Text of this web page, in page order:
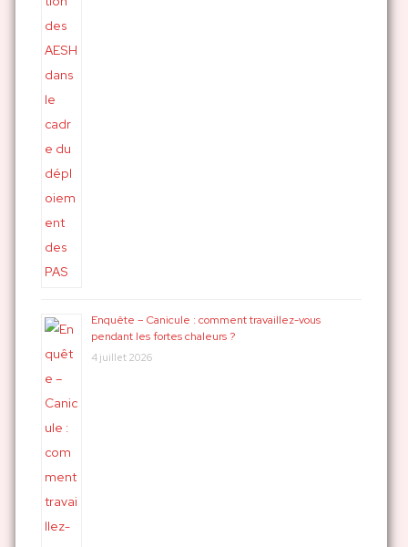
Enquête – Canicule : comment travaillez-vous
pendant les fortes chaleurs ?
4 juillet 2026